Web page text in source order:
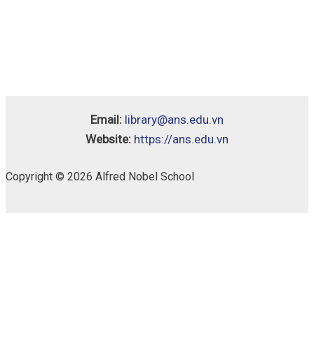
Email: library@ans.edu.vn
Website: https://ans.edu.vn
Copyright © 2026 Alfred Nobel School